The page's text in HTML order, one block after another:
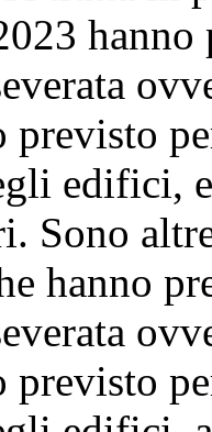
hanno
edifici,
Sono
hanno